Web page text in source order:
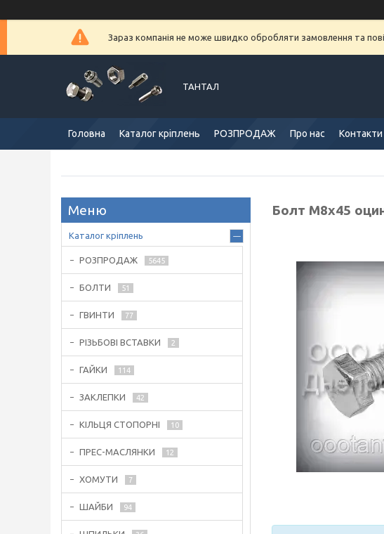
Зараз компанія не може швидко обробляти замовлення та
ТАНТАЛ
Головна Каталог кріплень РОЗПРОДАЖ Про нас Контакти
Болт М8х45
Каталог кріплень
РОЗПРОДАЖ 5645
БОЛТИ 51
ГВИНТИ 77
РІЗЬБОВІ ВСТАВКИ 2
ГАЙКИ 114
ЗАКЛЕПКИ 42
КІЛЬЦЯ СТОПОРНІ 10
ПРЕС-МАСЛЯНКИ 12
ХОМУТИ 7
ШАЙБИ 94